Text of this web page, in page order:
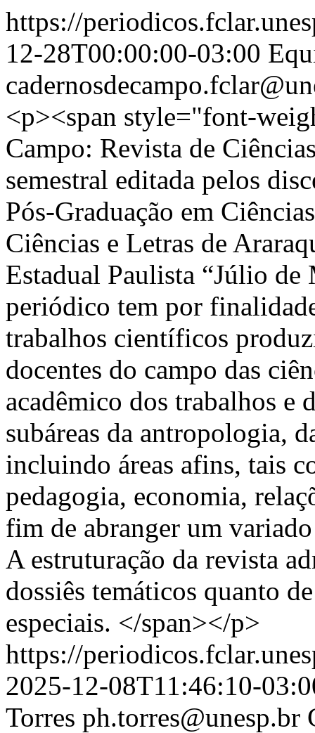
https://
12-28T00:00:00-03:00
<p><span style="font-
Campo: Revista de
semestral editada pelos
Pós-Graduação em
Ciências e Letras de
Estadual Paulista “Júlio
periódico tem por
trabalhos científicos
docentes do campo das
acadêmico dos trabalhos e
subáreas da antropologia,
incluindo áreas afins, tais
pedagogia, economia,
fim de abranger um
A estruturação da revista
dossiês temáticos quanto
especiais. </span></p>
https://
2025-12-08T11:46:10-
Torres ph.torres@unesp.br